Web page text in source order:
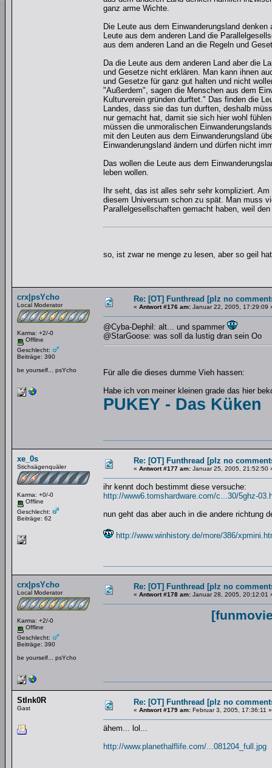
ganz arme Wichte.
Die Leute aus dem Einwanderungsland
Leute aus dem anderen Land die
aus dem anderen Land an die Regeln und
Da die Leute aus dem anderen Land aber die
und Gesetze nicht erklären. Man kann ihnen
und Gesetze für ganz gut halten und nicht
"Außerdem", sagen die Menschen aus dem
Kulturverein gründen durftet." Das finden die
Landes, dass sie das tun durften, deshalb
nur gemacht hat, damit sie sich hier wohl
müssen die unmoralischen
mit den Leuten aus dem Einwanderungsland
Einwanderungsland ändern und dürfen nicht
Das wollen die Leute aus dem
leben wollen.
Ihr seht, das ist alles sehr sehr kompliziert.
diesem Universum schon zu spät. Man muss
Parallelgesellschaften gemacht haben, weil
so, ist zwar ne menge zu lesen, aber so geil
crx|psYcho
Local Moderator
Karma: +2/-0
Offline
Geschlecht:
Beiträge: 390
be yourself... psYcho
Re: [OT] Funthread [plz no
« Antwort #176 am: Januar 22, 2005, 17:29:09
@Cyba-Dephil: alt... und spammer
@StarGoose: was soll da lustig dran sein Oo
Für alle die dieses dumme Vieh hassen:
Habe ich von meiner kleinen grade das hier
PUKEY - Das Küken
xe_0s
Stichsägenquäler
Karma: +0/-0
Offline
Geschlecht:
Beiträge: 62
Re: [OT] Funthread [plz no
« Antwort #177 am: Januar 25, 2005, 21:52:50
ihr kennt doch bestimmt diese versuche:
http://www6.tomshardware.com/c...30/5ghz-
nun geht das aber auch in die andere richtung
http://www.winhistory.de/more/386/
crx|psYcho
Local Moderator
Karma: +2/-0
Offline
Geschlecht:
Beiträge: 390
be yourself... psYcho
Re: [OT] Funthread [plz no
« Antwort #178 am: Januar 28, 2005, 20:12:01
StInk0R
Gast
Re: [OT] Funthread [plz no
« Antwort #179 am: Februar 3, 2005, 17:36:11 »
ähem... lol...
http://www.planethalflife.com/...081204_full.jpg